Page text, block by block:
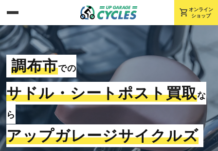
shopping_cart オンライン
ショップ
調布市での
サドル・シートポスト買取な
ら
アップガレージサイクルズ